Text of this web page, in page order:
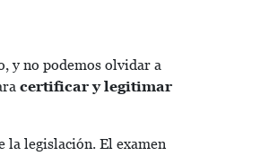
y no podemos olvidar a
certificar y legitimar
la legislación. El examen